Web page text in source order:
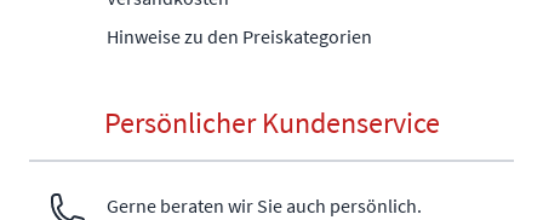
Hinweise zu den Preiskategorien
Persönlicher Kundenservice
Gerne beraten wir Sie auch persönlich.